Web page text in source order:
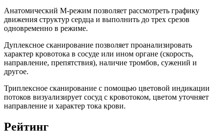
Анатомический М-режим позволяет рассмотреть графику
движения структур сердца и выполнить до трех срезов
одновременно в режиме.
Дуплексное сканирование позволяет проанализировать
характер кровотока в сосуде или ином органе (скорость,
направление, препятствия), наличие тромбов, сужений и
другое.
Триплексное сканирование с помощью цветовой индикации
потоков визуализирует сосуд с кровотоком, цветом уточняет
направление и характер тока крови.
Рейтинг